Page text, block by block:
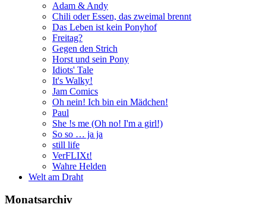
Adam & Andy
Chili oder Essen, das zweimal brennt
Das Leben ist kein Ponyhof
Freitag?
Gegen den Strich
Horst und sein Pony
Idiots' Tale
It's Walky!
Jam Comics
Oh nein! Ich bin ein Mädchen!
Paul
She !s me (Oh no! I'm a girl!)
So so … ja ja
still life
VerFLIXt!
Wahre Helden
Welt am Draht
Monatsarchiv